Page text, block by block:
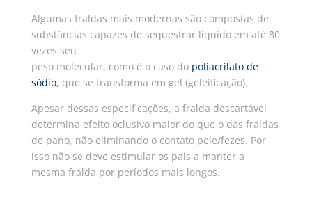
Algumas fraldas mais modernas são compostas de
substâncias capazes de sequestrar líquido em até 80
vezes seu
peso molecular, como é o caso do poliacrilato de
sódio, que se transforma em gel (geleificação).
Apesar dessas especificações, a fralda descartável
determina efeito oclusivo maior do que o das fraldas
de pano, não eliminando o contato pele/fezes. Por
isso não se deve estimular os pais a manter a
mesma fralda por períodos mais longos.